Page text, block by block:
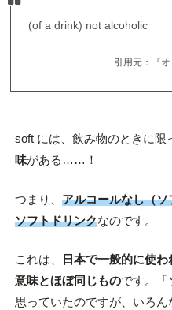
(of a drink) not alcoholic
引用元：『
soft には、飲み物のときに限
味がある……！
つまり、 アルコールなし（
ソフトドリンクなのです。
これは、
日本で一般的に使
意味とほぼ同じものです。「
思っていたのですが、いろん